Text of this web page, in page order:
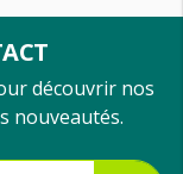
découvrir nos
nouveautés.